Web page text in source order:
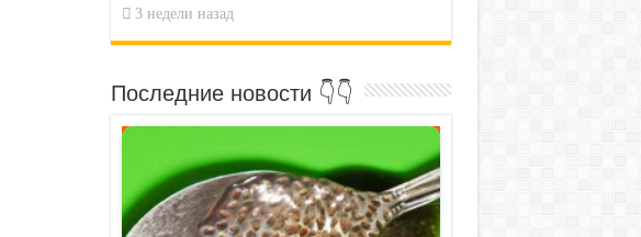
3 недели назад
Последние новости 👇👇